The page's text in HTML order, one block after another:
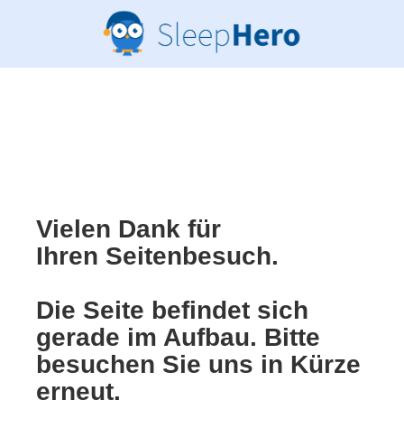
Vielen Dank für
Ihren Seitenbesuch.
Die Seite befindet sich
gerade im Aufbau. Bitte
besuchen Sie uns in Kürze
erneut.